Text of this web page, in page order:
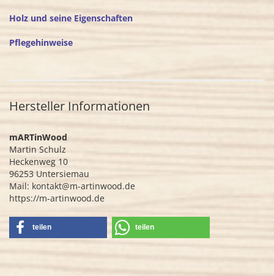
Holz und seine Eigenschaften
Pflegehinweise
Hersteller Informationen
mARTinWood
Martin Schulz
Heckenweg 10
96253 Untersiemau
Mail: kontakt@m-artinwood.de
https://m-artinwood.de
teilen teilen